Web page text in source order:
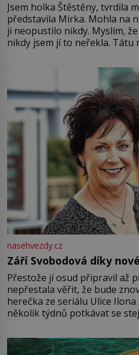
Jsem holka Štěstěny, tvrdila
představila Mirka. Mohla na
ji neopustilo nikdy. Myslím,
nikdy jsem jí to neřekla. Tátu
Jsme spolu moc rádi Tehdy
nasehvezdy.cz
Září Svobodová díky
Přestože jí osud připravil až
nepřestala věřit, že bude znovu
herečka ze seriálu Ulice Ilona
několik týdnů potkávat se